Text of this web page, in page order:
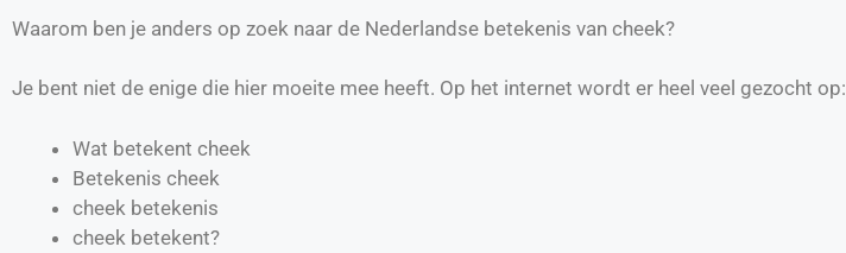
Waarom ben je anders op zoek naar de Nederlandse betekenis van cheek?
Je bent niet de enige die hier moeite mee heeft. Op het internet wordt er heel veel gezocht op:
Wat betekent cheek
Betekenis cheek
cheek betekenis
cheek betekent?